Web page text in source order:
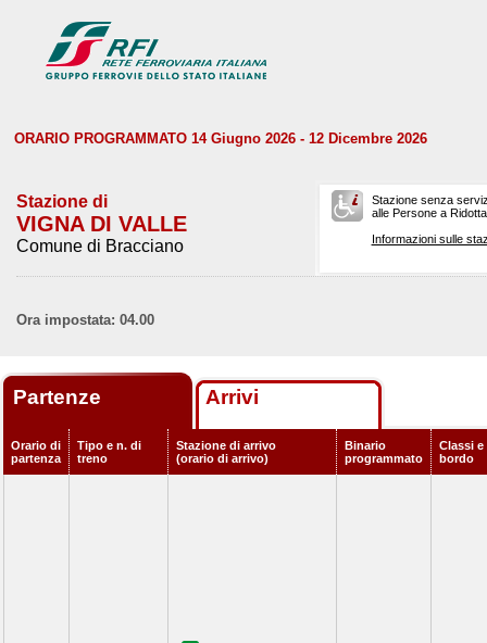
ORARIO PROGRAMMATO 14 Giugno 2026 - 12 Dicembre 2026
Stazione di
VIGNA DI VALLE
Comune di Bracciano
Stazione senza
alle Persone a
Informazioni sulle
Ora impostata: 04.00
Partenze Arrivi
Orario di
partenza
Tipo e n. di
treno
Stazione di arrivo
(orario di arrivo)
Binario
programmato
Classi e
bordo